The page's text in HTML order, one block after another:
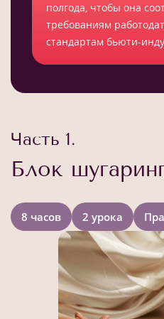
полгода, чтобы она
требованиям
стандартам бьюти-
Часть 1.
Блок
8 часов 2 урока